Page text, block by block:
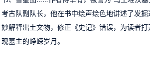
考古队副队长，他在书中绘声绘色地讲述了发
妙解释出土文物，修正《史记》错误，为读者
现墓主的峥嵘岁月。